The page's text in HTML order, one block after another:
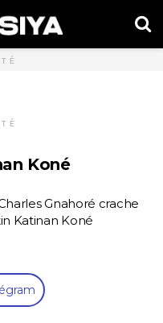
Koné
Gnahoré crache
Katinan Koné